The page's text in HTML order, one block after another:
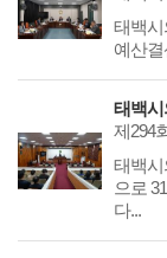
태백시
예산
태백시
제294
태백시
으로
다...